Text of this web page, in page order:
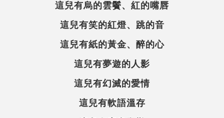
這兒有烏的雲鬢、紅的嘴唇
這兒有笑的紅燈、跳的音
這兒有紙的黃金、醉的心
這兒有夢遊的人影
這兒有幻滅的愛情
這兒有軟語溫存